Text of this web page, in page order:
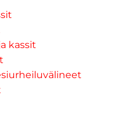
kassit